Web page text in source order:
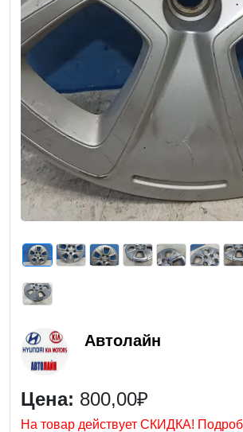
Автолайн
Цена: 800,00₽
На товар действует СКИДКА!